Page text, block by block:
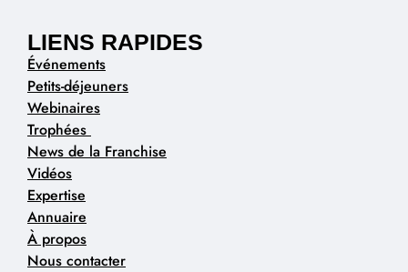
LIENS RAPIDES
Événements
Petits-déjeuners
Webinaires
Trophées
News de la Franchise
Vidéos
Expertise
Annuaire
À propos
Nous contacter